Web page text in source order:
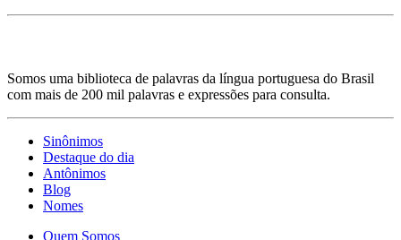
Somos uma biblioteca de palavras da língua portuguesa do Brasil
com mais de 200 mil palavras e expressões para consulta.
Sinônimos
Destaque do dia
Antônimos
Blog
Nomes
Quem Somos